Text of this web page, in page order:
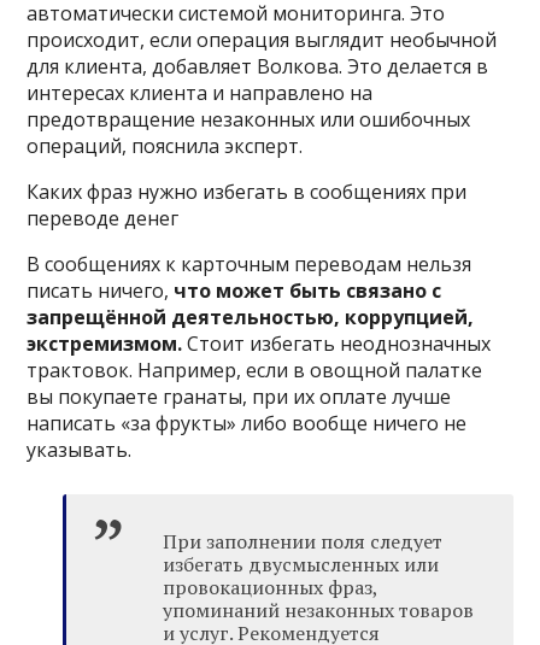
автоматически системой мониторинга. Это
происходит, если операция выглядит необычной
для клиента, добавляет Волкова. Это делается в
интересах клиента и направлено на
предотвращение незаконных или ошибочных
операций, пояснила эксперт.
Каких фраз нужно избегать в сообщениях при
переводе денег
В сообщениях к карточным переводам нельзя
писать ничего, что может быть связано с
запрещённой деятельностью, коррупцией,
экстремизмом.Стоит избегать неоднозначных
трактовок. Например, если в овощной палатке
вы покупаете гранаты, при их оплате лучше
написать «за фрукты» либо вообще ничего не
указывать.
При заполнении поля следует
избегать двусмысленных или
провокационных фраз,
упоминаний незаконных товаров
и услуг. Рекомендуется